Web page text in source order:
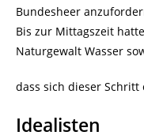
Bundesheer
Bis zur Mittagszeit
Naturgewalt Wasser
dass sich dieser Schritt
Idealisten